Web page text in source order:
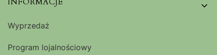
Linki w stopce
Wyprzedaż
Program lojalnościowy